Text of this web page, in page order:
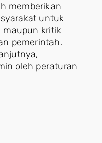
memberikan
untuk
maupun kritik
pemerintah.
oleh peraturan